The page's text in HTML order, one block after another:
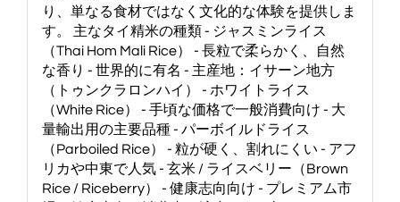
り、単なる食材ではなく文化的な体験を提供しま
す。 主なタイ精米の種類 - ジャスミンライス
（Thai Hom Mali Rice） - 長粒で柔らかく、自然
な香り - 世界的に有名 - 主産地：イサーン地方
（トゥンクラロンハイ） - ホワイトライス
（White Rice） - 手頃な価格で一般消費向け - 大
量輸出用の主要品種 - パーボイルドライス
（Parboiled Rice） - 粒が硬く、割れにくい - アフ
リカや中東で人気 - 玄米 / ライスベリー（Brown
Rice / Riceberry） - 健康志向向け - プレミアム市